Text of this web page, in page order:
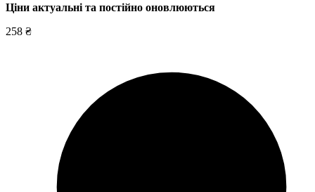
Ціни актуальні та постійно оновлюються
258 ₴